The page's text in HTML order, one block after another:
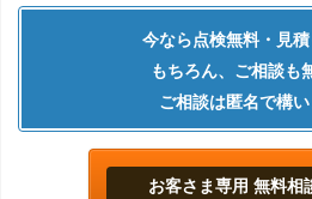
今なら点検無料・見積
もちろん、ご相談も
ご相談は匿名で構い
お客さま専用 無料相